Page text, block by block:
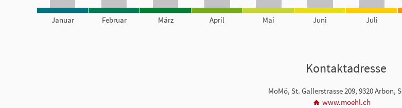
Januar Februar März April Mai Juni Juli
Kontaktadresse
MoMö, St. Gallerstrasse 209, 9320 Arbon,
www.moehl.ch